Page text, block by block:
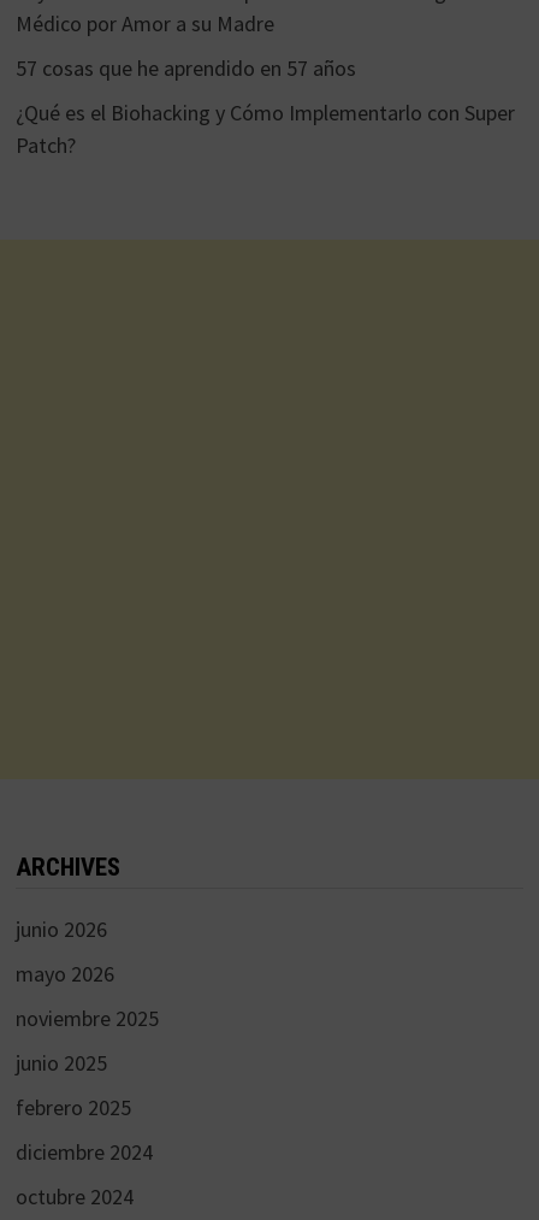
Médico por Amor a su Madre
57 cosas que he aprendido en 57 años
¿Qué es el Biohacking y Cómo Implementarlo con Super
Patch?
ARCHIVES
junio 2026
mayo 2026
noviembre 2025
junio 2025
febrero 2025
diciembre 2024
octubre 2024